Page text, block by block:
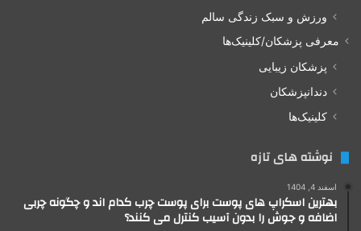
ورزش و سبک زندگی سالم
معرفی پزشکان/کلینیک‌ها
پزشکان زیبایی
دندانپزشکان
کلینیک‌ها
نوشته های تازه
اسفند 4, 1404
بهترین اسکراپ های پوست برای پوست چرب کدام اند و چگونه چربی
اضافه و جوش را بدون آسیب کنترل می کنند؟